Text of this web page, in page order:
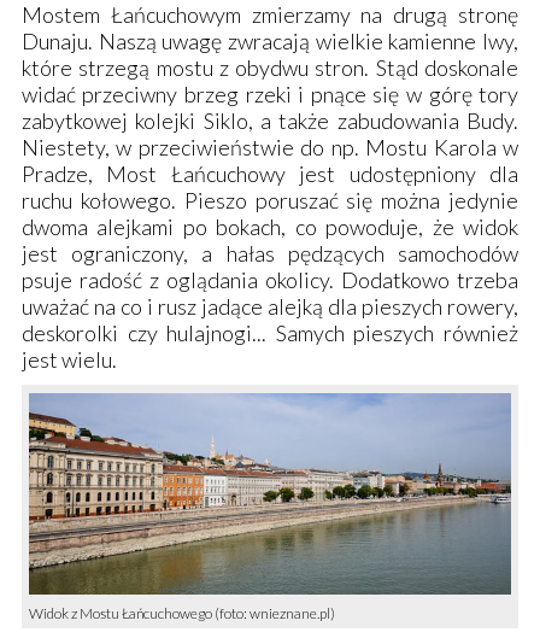
Mostem Łańcuchowym zmierzamy na drugą stronę
Dunaju. Naszą uwagę zwracają wielkie kamienne lwy,
które strzegą mostu z obydwu stron. Stąd doskonale
widać przeciwny brzeg rzeki i pnące się w górę tory
zabytkowej kolejki Siklo, a także zabudowania Budy.
Niestety, w przeciwieństwie do np. Mostu Karola w
Pradze, Most Łańcuchowyjest udostępniony dla
ruchu kołowego. Pieszo poruszać się można jedynie
dwoma alejkami po bokach, co powoduje, że widok
jest ograniczony, a hałas pędzących samochodów
psuje radość z oglądania okolicy. Dodatkowo trzeba
uważać na co i rusz jadące alejką dla pieszych rowery,
deskorolki czy hulajnogi... Samych pieszych również
jest wielu.
Widok z Mostu Łańcuchowego (foto: wnieznane.pl)